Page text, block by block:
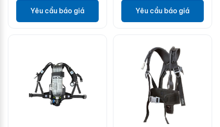
Yêu cầu báo giá Yêu cầu báo giá